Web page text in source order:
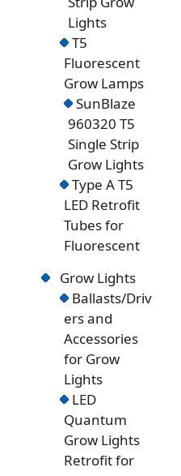
Lights
T5
Fluorescent
Grow Lamps
SunBlaze
960320 T5
Single Strip
Grow Lights
Type A T5
LED Retrofit
Tubes for
Fluorescent
Grow Lights
Ballasts/Driv
ers and
Accessories
for Grow
Lights
LED
Quantum
Grow Lights
Retrofit for